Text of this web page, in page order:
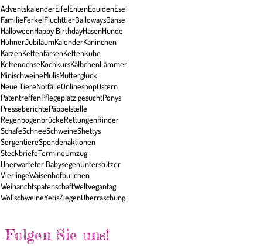
AdventskalenderEifelEntenEquidenEsel
FamilieFerkelFluchttierGallowaysGänse
HalloweenHappy BirthdayHasenHunde
HühnerJubiläumKalenderKaninchen
KatzenKettenfärsenKettenkühe
KettenochseKochkursKälbchenLämmer
MinischweineMulisMutterglück
Neue TiereNotfälleOnlineshopOstern
PatentreffenPflegeplatz gesuchtPonys
PresseberichtePäppelstelle
RegenbogenbrückeRettungenRinder
SchafeSchneeSchweineShettys
SorgentiereSpendenaktionen
SteckbriefeTermineUmzug
Unerwarteter BabysegenUnterstützer
VierlingeWaisenhofbullchen
WeihanchtspatenschaftWeltvegantag
WollschweineYetisZiegenÜberraschung
Folgen Sie uns!